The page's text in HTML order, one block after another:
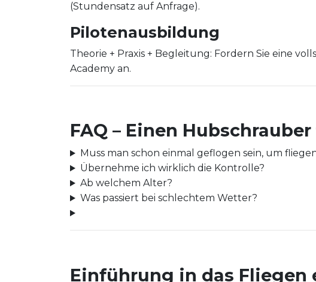
(Stundensatz auf Anfrage).
Pilotenausbildung
Theorie + Praxis + Begleitung: Fordern Sie eine
Academy an.
FAQ – Einen
Muss man schon einmal geflogen sein, um
Übernehme ich wirklich die Kontrolle?
Ab welchem Alter?
Was passiert bei schlechtem Wetter?
Einführung in das Fliegen